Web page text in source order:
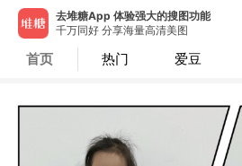
去堆糖App 体验强大的搜图功能
千万同好 分享海量高清美图
首页 热门 爱豆